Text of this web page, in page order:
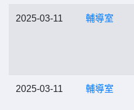
2025-03-11 輔導室
2025-03-11 輔導室